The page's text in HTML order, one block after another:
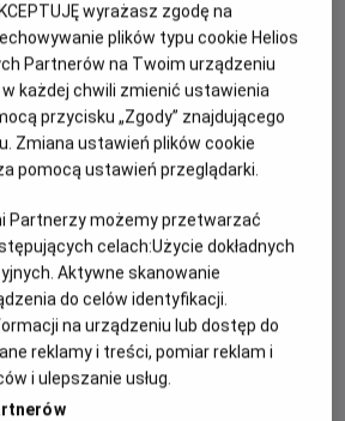
których kochał. Walcząc z
Jorku, który nie zna już jego
się ochronie miasta. Gdy
zaczynają go przytłaczać, presja
fizyczną przemianę, która
podczas gdy nowy, niepokojący
z jakimi kiedykolwiek
Tom Holland, któremu będzie
jako MJ, jak również Jon
oraz Mark Ruffalo, zapowiadając
spotkanie z bohaterami znanymi
wyrażasz zgodę na
plików typu cookie Helios
Partnerów na Twoim urządzeniu
każdej chwili zmienić ustawienia
przycisku „Zgody” znajdującego
Zmiana ustawień plików cookie
pomocą ustawień przeglądarki.
Partnerzy możemy przetwarzać
celach:Użycie dokładnych
Aktywne skanowanie
do celów identyfikacji.
na urządzeniu lub dostęp do
reklamy i treści, pomiar reklam i
i ulepszanie usług.